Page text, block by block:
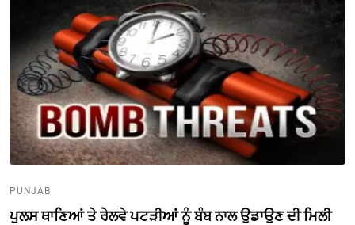
PUNJAB
ਪੁਲਸ ਥਾਣਿਆਂ ਤੇ ਰੇਲਵੇ ਪਟੜੀਆਂ ਨੂੰ ਬੰਬ ਨਾਲ ਉਡਾਉਣ ਦੀ ਮਿਲੀ